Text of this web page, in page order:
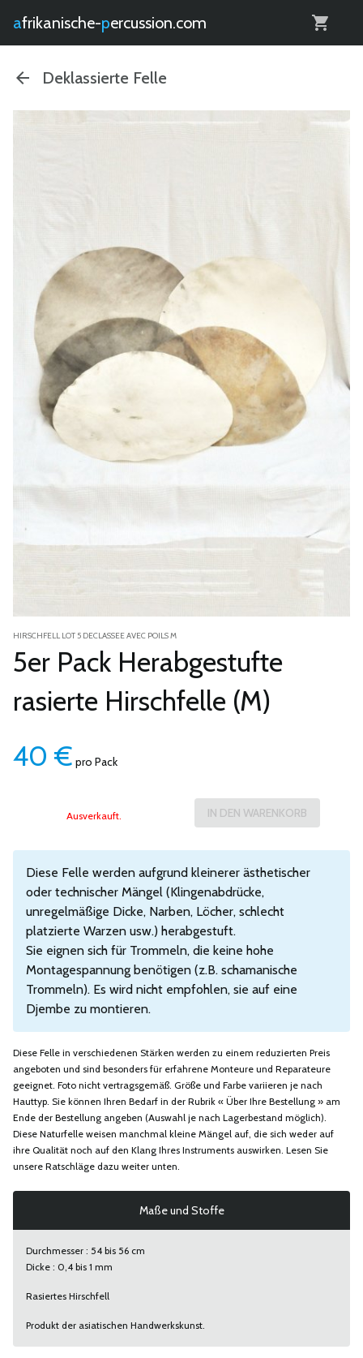
afrikanische- percussion.com
Deklassierte Felle
HIRSCHFELL LOT 5 DECLASSEE AVEC POILS M
5er Pack Herabgestufte
rasierte Hirschfelle (M)
40 € pro Pack
Ausverkauft.
Diese Felle werden aufgrund kleinerer ästhetischer
oder technischer Mängel (Klingenabdrücke,
unregelmäßige Dicke, Narben, Löcher, schlecht
platzierte Warzen usw.) herabgestuft.
Sie eignen sich für Trommeln, die keine hohe
Montagespannung benötigen (z.B. schamanische
Trommeln). Es wird nicht empfohlen, sie auf eine
Djembe zu montieren.
Diese Felle in verschiedenen Stärken werden zu einem reduzierten Preis
angeboten und sind besonders für erfahrene Monteure und Reparateure
geeignet. Foto nicht vertragsgemäß. Größe und Farbe variieren je nach
Hauttyp. Sie können Ihren Bedarf in der Rubrik « Über Ihre Bestellung » am
Ende der Bestellung angeben (Auswahl je nach Lagerbestand möglich).
Diese Naturfelle weisen manchmal kleine Mängel auf, die sich weder auf
ihre Qualität noch auf den Klang Ihres Instruments auswirken. Lesen Sie
unsere Ratschläge dazu weiter unten.
Maße und Stoffe
Durchmesser : 54 bis 56 cm
Dicke : 0,4 bis 1 mm
Rasiertes Hirschfell
Produkt der asiatischen Handwerkskunst.